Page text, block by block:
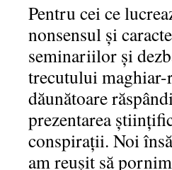
Pentru cei ce
nonsensul şi
seminariilor şi
trecutului maghiar-
dăunătoare
prezentarea
conspiraţii. Noi
am reuşit să